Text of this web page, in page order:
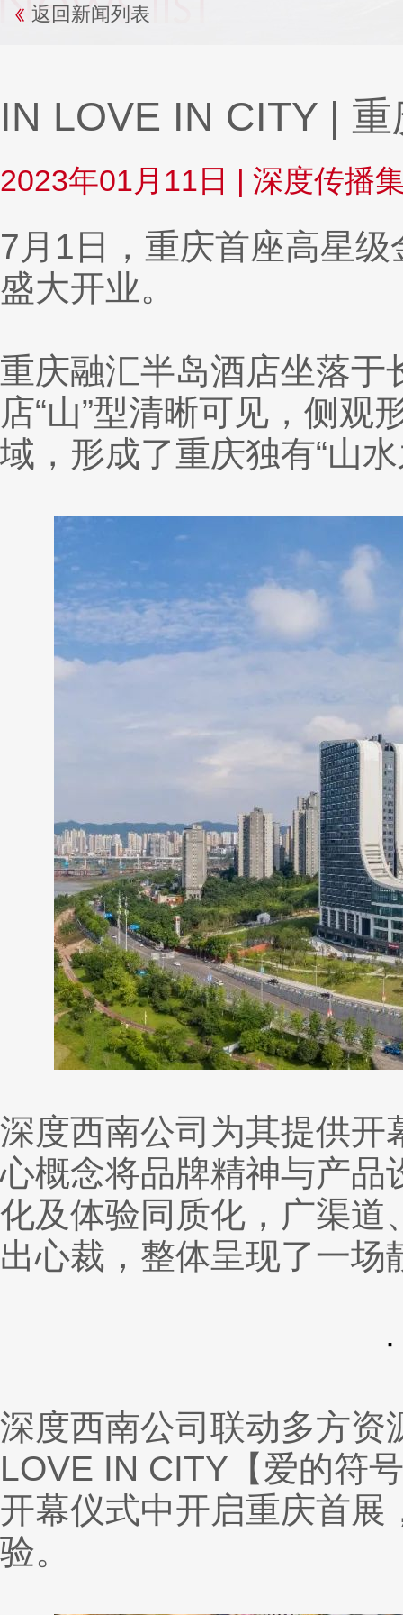
返回新闻列表
IN LOVE IN CITY | 重
2023年01月11日 | 深度传播
7月1日，重庆首座高星
盛大开业。
重庆融汇半岛酒店坐落于
店“山”型清晰可见，侧观
域，形成了重庆独有“山
深度西南公司为其提供开
心概念将品牌精神与产品
化及体验同质化，广渠道
出心裁，整体呈现了一
深度西南公司联动多方资
LOVE IN CITY【爱的符
开幕仪式中开启重庆首展
验。